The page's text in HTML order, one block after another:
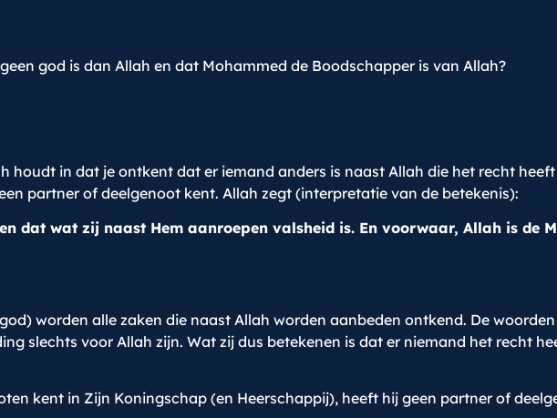
god is dan Allah en dat Mohammed de Boodschapper is van Allah?
houdt in dat je ontkent dat er iemand anders is naast Allah die het recht
partner of deelgenoot kent. Allah zegt (interpretatie van de betekenis):
dat wat zij naast Hem aanroepen valsheid is. En voorwaar, Allah is de
worden alle zaken die naast Allah worden aanbeden ontkend. De woorden
slechts voor Allah zijn. Wat zij dus betekenen is dat er niemand het recht
kent in Zijn Koningschap (en Heerschappij), heeft hij geen partner of